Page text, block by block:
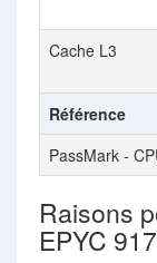
Cache L3
Référence
PassMark -
Raisons
EPYC